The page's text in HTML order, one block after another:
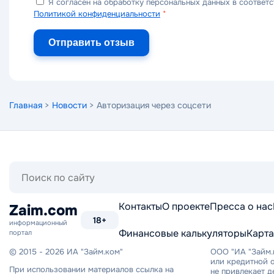
Я согласен на обработку персональных данных в
Политикой конфиденциальности *
Отправить отзыв
Главная > Новости > Авторизация через соцсети
Zaim.com
информационный
портал
18+
КонтактыО проектеПресса о нас
Финансовые калькуляторы
© 2015 - 2026 ИА "Займ.ком"
При использовании материалов ссылка на
ООО "ИА
или кредитной
не привлекает